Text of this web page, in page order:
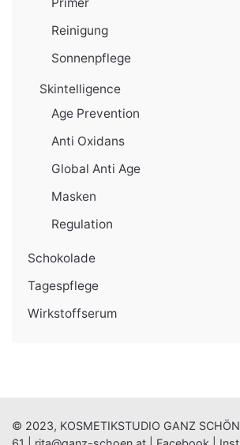
Reinigung
Sonnenpflege
Skintelligence
Age Prevention
Anti Oxidans
Global Anti Age
Masken
Regulation
Schokolade
Tagespflege
Wirkstoffserum
© 2023, KOSMETIKSTUDIO GANZ SCHÖN